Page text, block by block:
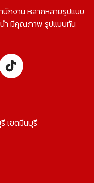
นักงาน หลากหลายรูปแบบ
ำ มีคุณภาพ รูปแบบทัน
เขตมีนบุรี